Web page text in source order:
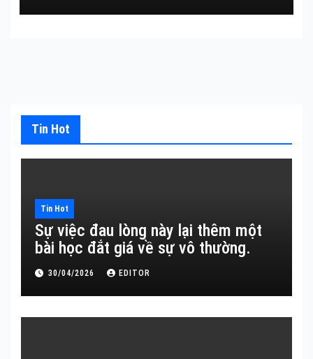
Tin Hot
Tin Hot
Sự việc đau lòng này lại thêm một
bài học đắt giá về sự vô thường.
30/04/2026 EDITOR